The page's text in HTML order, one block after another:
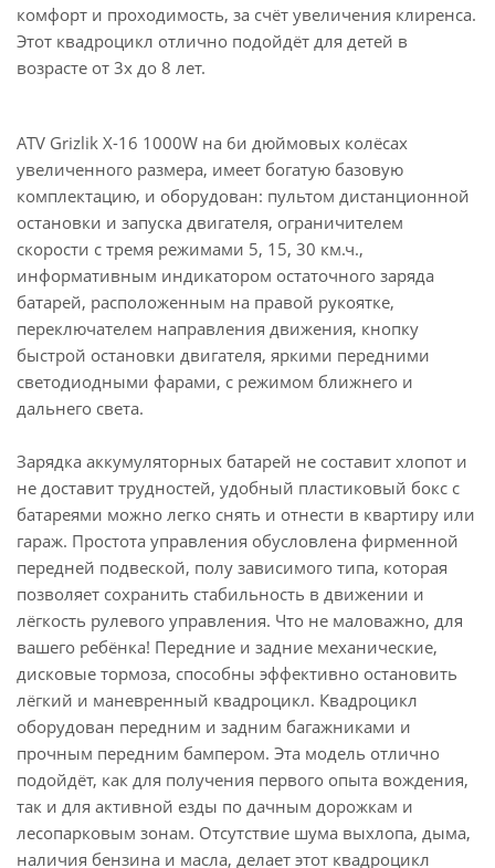
комфорт и проходимость, за счёт увеличения клиренса.
Этот квадроцикл отлично подойдёт для детей в
возрасте от 3х до 8 лет.
ATV Grizlik X-16 1000W на 6и дюймовых колёсах
увеличенного размера, имеет богатую базовую
комплектацию, и оборудован: пультом дистанционной
остановки и запуска двигателя, ограничителем
скорости с тремя режимами 5, 15, 30 км.ч.,
информативным индикатором остаточного заряда
батарей, расположенным на правой рукоятке,
переключателем направления движения, кнопку
быстрой остановки двигателя, яркими передними
светодиодными фарами, с режимом ближнего и
дальнего света.
Зарядка аккумуляторных батарей не составит хлопот и
не доставит трудностей, удобный пластиковый бокс с
батареями можно легко снять и отнести в квартиру или
гараж. Простота управления обусловлена фирменной
передней подвеской, полу зависимого типа, которая
позволяет сохранить стабильность в движении и
лёгкость рулевого управления. Что не маловажно, для
вашего ребёнка! Передние и задние механические,
дисковые тормоза, способны эффективно остановить
лёгкий и маневренный квадроцикл. Квадроцикл
оборудован передним и задним багажниками и
прочным передним бампером. Эта модель отлично
подойдёт, как для получения первого опыта вождения,
так и для активной езды по дачным дорожкам и
лесопарковым зонам. Отсутствие шума выхлопа, дыма,
наличия бензина и масла, делает этот квадроцикл